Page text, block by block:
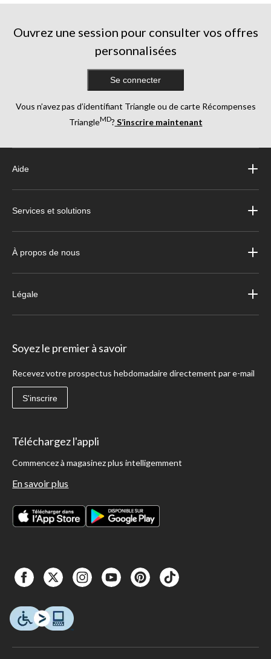
Ouvrez une session pour consulter vos offres
personnalisées
Se connecter
Vous n’avez pas d’identifiant Triangle ou de carte Récompenses
TriangleMD? S’inscrire maintenant
Aide
Services et solutions
À propos de nous
Légale
Soyez le premier à savoir
Recevez votre prospectus hebdomadaire directement par e-mail
S'inscrire
Téléchargez l'appli
Commencez à magasinez plus intelligemment
En savoir plus